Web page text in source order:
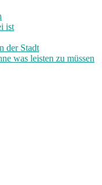
ist
der Stadt
was leisten zu müssen